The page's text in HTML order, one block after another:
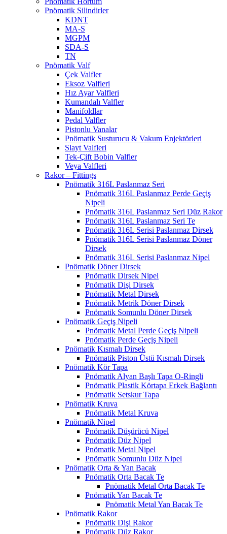
Pnömatik Silindirler
KDNT
MA-S
MGPM
SDA-S
TN
Pnömatik Valf
Çek Valfler
Eksoz Valfleri
Hız Ayar Valfleri
Kumandalı Valfler
Manifoldlar
Pedal Valfler
Pistonlu Vanalar
Pnömatik Susturucu & Vakum Enjektörleri
Slayt Valfleri
Tek-Çift Bobin Valfler
Veya Valfleri
Rakor – Fittings
Pnömatik 316L Paslanmaz Seri
Pnömatik 316L Paslanmaz Perde Geçiş
Nipeli
Pnömatik 316L Paslanmaz Seri Düz Rakor
Pnömatik 316L Paslanmaz Seri Te
Pnömatik 316L Serisi Paslanmaz Dirsek
Pnömatik 316L Serisi Paslanmaz Döner
Dirsek
Pnömatik 316L Serisi Paslanmaz Nipel
Pnömatik Döner Dirsek
Pnömatik Dirsek Nipel
Pnömatik Dişi Dirsek
Pnömatik Metal Dirsek
Pnömatik Metrik Döner Dirsek
Pnömatik Somunlu Döner Dirsek
Pnömatik Geçiş Nipeli
Pnömatik Metal Perde Geçiş Nipeli
Pnömatik Perde Geçiş Nipeli
Pnömatik Kısmalı Dirsek
Pnömatik Piston Üstü Kısmalı Dirsek
Pnömatik Kör Tapa
Pnömatik Alyan Başlı Tapa O-Ringli
Pnömatik Plastik Körtapa Erkek Bağlantı
Pnömatik Setskur Tapa
Pnömatik Kruva
Pnömatik Metal Kruva
Pnömatik Nipel
Pnömatik Düşürücü Nipel
Pnömatik Düz Nipel
Pnömatik Metal Nipel
Pnömatik Somunlu Düz Nipel
Pnömatik Orta & Yan Bacak
Pnömatik Orta Bacak Te
Pnömatik Metal Orta Bacak Te
Pnömatik Yan Bacak Te
Pnömatik Metal Yan Bacak Te
Pnömatik Rakor
Pnömatik Dişi Rakor
Pnömatik Düz Rakor